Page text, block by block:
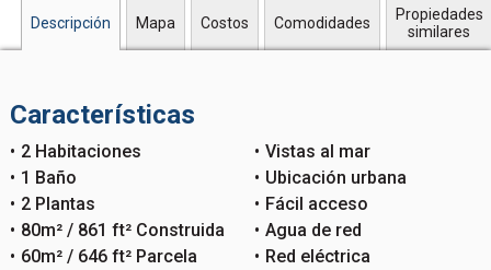
Descripción Mapa Costos Comodidades
Propiedades
similares
Características
2 Habitaciones
1 Baño
2 Plantas
80m² / 861 ft² Construida
60m² / 646 ft² Parcela
Vistas al mar
Ubicación urbana
Fácil acceso
Agua de red
Red eléctrica